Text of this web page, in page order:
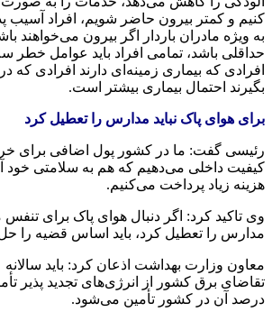
کنیم و کمتر بیرون حاضر شویم، افراد آسیب
به ویژه مادران باردار اگر بیرون می‌خواهند
حداقلی باشد، تمامی افراد باید عوامل خطر
افرادی که بیماری زمینه‌ای دارند افرادی که
بگیرند احتمال بیماری بیشتر است.
برای هوای پاک نباید مدارس را تعطیل کرد
رئیسی گفت: ما در کشور پول اضافی برای
کیفیت داخلی می‌دهیم که هم به سلامتی
هزینه زیاد پرداخت می‌کنیم.
وی تاکید کرد: اگر دنبال هوای پاک برای تنفس
مدارس را تعطیل کرد، باید اساس قضیه را
درصد آن در کشور تأمین می‌شود.